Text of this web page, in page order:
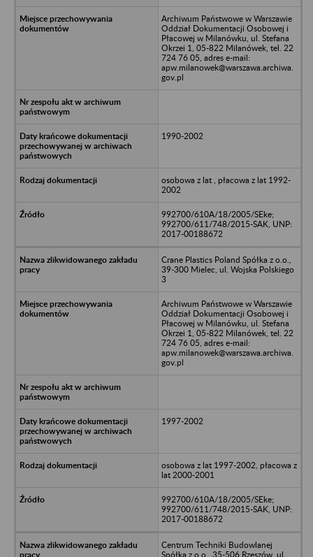
Archiwum Państwowe w Warszawie
Oddział Dokumentacji Osobowej i
Płacowej w Milanówku, ul. Stefana
Okrzei 1, 05-822 Milanówek, tel. 22
724 76 05, adres e-mail:
apw.milanowek@warszawa.archiwa.
gov.pl
1990-2002
osobowa z lat , płacowa z lat 1992-
2002
992700/610A/18/2005/SEke;
992700/611/748/2015-SAK, UNP:
2017-00188672
Crane Plastics Poland Spółka z o.o.,
39-300 Mielec, ul. Wojska Polskiego
3
Archiwum Państwowe w Warszawie
Oddział Dokumentacji Osobowej i
Płacowej w Milanówku, ul. Stefana
Okrzei 1, 05-822 Milanówek, tel. 22
724 76 05, adres e-mail:
apw.milanowek@warszawa.archiwa.
gov.pl
1997-2002
osobowa z lat 1997-2002, płacowa z
lat 2000-2001
992700/610A/18/2005/SEke;
992700/611/748/2015-SAK, UNP:
2017-00188672
Centrum Techniki Budowlanej
Spółka z o.o., 35-506 Rzeszów, ul.